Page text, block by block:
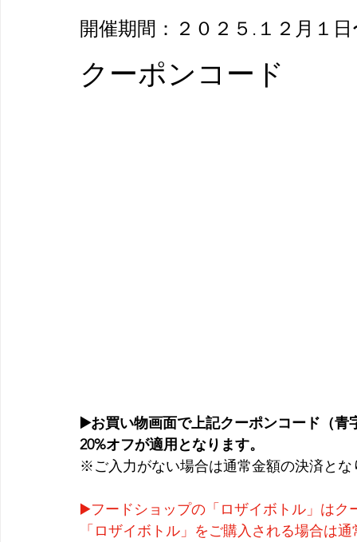
開催期間：２０２５.１２月１
クーポンコード
▶️お買い物画面で上記クーポンコード（
20%オフが適用となります。
※ご入力がない場合は通常金額の決済と
▶️フードショップの「ロザイボトル」はク
「ロザイボトル」をご購入される場合は